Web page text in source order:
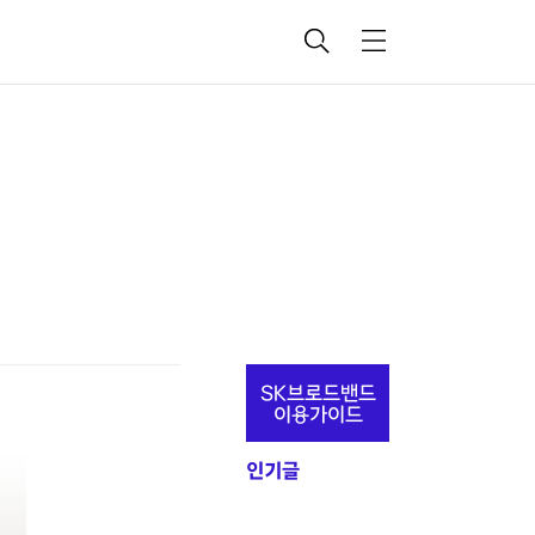
검
메
추
정
보
SK브로드밴드
이용가이드
인기글